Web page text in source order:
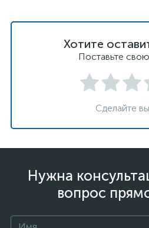
Хотите
Поставьте
Сделайте
Нужна
вопрос